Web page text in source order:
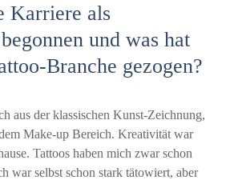
Karriere als
und was hat
Branche gezogen?
aus der klassischen Kunst-Zeichnung,
Make-up Bereich. Kreativität war
Tattoos haben mich zwar schon
war selbst schon stark tätowiert, aber